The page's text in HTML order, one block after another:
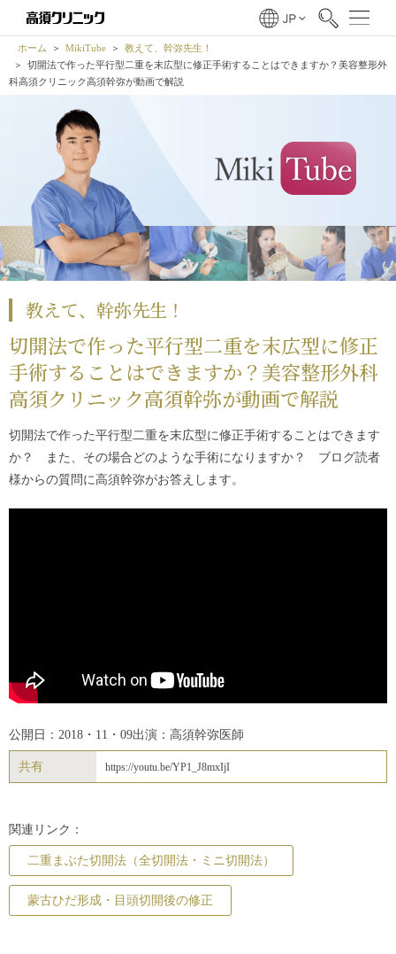
ホーム MikiTube
教えて、幹弥先生！
切開法で作った平行型二重を末広型に修正手術することはできますか？美容整形外
科高須クリニック高須幹弥が動画で解説
教えて、幹弥先生！
切開法で作った平行型二重を末広型に修正
手術することはできますか？美容整形外科
高須クリニック高須幹弥が動画で解説
切開法で作った平行型二重を末広型に修正手術することはできます
か？ また、その場合どのような手術になりますか？ ブログ読者
様からの質問に高須幹弥がお答えします。
公開日：2018・11・09出演：高須幹弥医師
共有 https://youtu.be/YP1_J8mxIjI
関連リンク：
二重まぶた切開法（全切開法・ミニ切開法）
蒙古ひだ形成・目頭切開後の修正